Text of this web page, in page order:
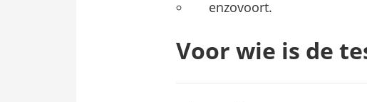
enzovoort.
Voor wie is de